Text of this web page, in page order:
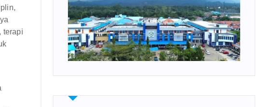
terapi